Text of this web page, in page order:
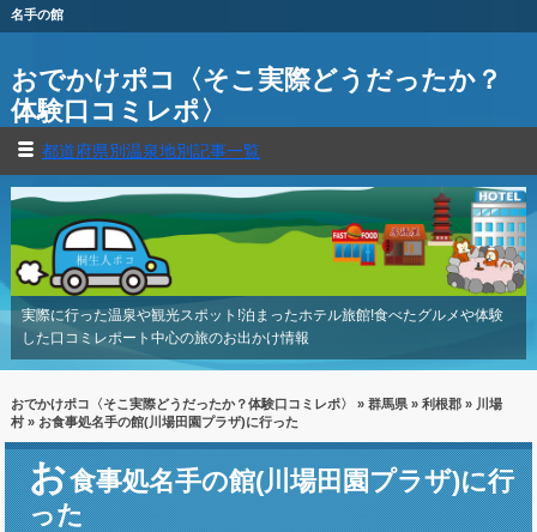
名手の館
おでかけポコ〈そこ実際どうだったか？
体験口コミレポ〉
都道府県別温泉地別記事一覧
実際に行った温泉や観光スポット!泊まったホテル旅館!食べたグルメや体験
した口コミレポート中心の旅のお出かけ情報
おでかけポコ〈そこ実際どうだったか？体験口コミレポ〉 » 群馬県» 利根郡» 川場
村» お食事処名手の館(川場田園プラザ)に行った
お食事処名手の館(川場田園プラザ)に行
った